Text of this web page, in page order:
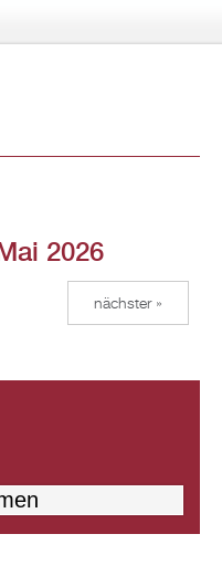
2026
nächster »